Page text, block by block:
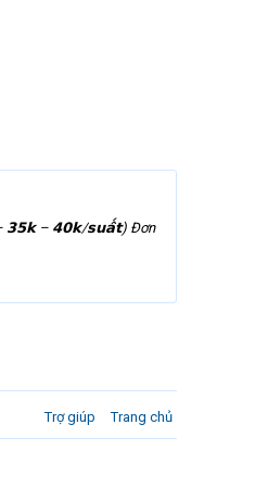
– 𝟯𝟱𝗸 – 𝟰𝟬𝗸/𝘀𝘂𝗮̂́𝘁) Đơn
Trợ giúp Trang chủ